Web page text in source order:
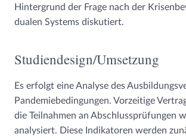
Hintergrund der Frage nach der
dualen Systems diskutiert.
Studiendesign/Umsetzung
Es erfolgt eine Analyse des
Pandemiebedingungen. Vorzeitige
die Teilnahmen an Abschlussprüfungen
analysiert. Diese Indikatoren werden